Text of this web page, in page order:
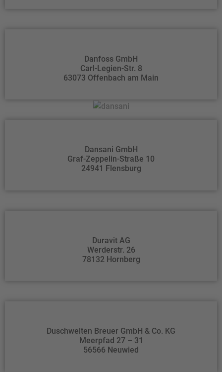
Danfoss GmbH
Carl-Legien-Str. 8
63073 Offenbach am Main
Dansani GmbH
Graf-Zeppelin-Straße 10
24941 Flensburg
Duravit AG
Werderstr. 26
78132 Hornberg
Duschwelten Breuer GmbH & Co. KG
Meerpfad 27 – 31
56566 Neuwied